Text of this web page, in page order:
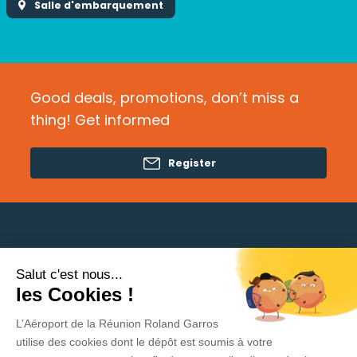
Salut c'est nous...
les Cookies !
L’Aéroport de la Réunion Roland Garros
utilise des cookies dont le dépôt est soumis à votre
Salle d'embarquement
Good deals, promotions, don’t miss a
thing! Get informed
Register
Need help?
Privacy Policy